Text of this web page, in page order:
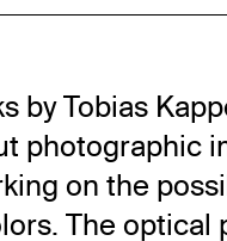
by Tobias
photographic
on the
The optical